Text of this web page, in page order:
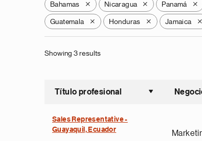
Bahamas X Nicaragua X Panamá X
Guatemala X Honduras X Jamaica X
Showing 3 results
Título profesional
Sales Representative -
Guayaquil, Ecuador